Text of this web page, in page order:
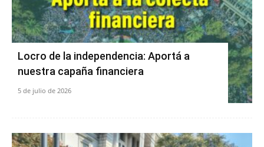
Locro de la independencia: Aportá a
nuestra capaña financiera
5 de julio de 2026